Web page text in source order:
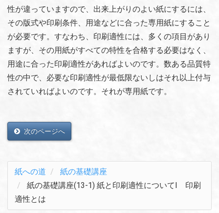
性が違っていますので、出来上がりのよい紙にするには、
その版式や印刷条件、用途などに合った専用紙にすること
が必要です。すなわち、印刷適性には、多くの項目があり
ますが、その用紙がすべての特性を合格する必要はなく、
用途に合った印刷適性があればよいのです。数ある品質特
性の中で、必要な印刷適性が最低限ないしはそれ以上付与
されていればよいのです。それが専用紙です。
次のページへ
紙への道
紙の基礎講座
紙の基礎講座(13-1) 紙と印刷適性についてⅠ 印刷
適性とは